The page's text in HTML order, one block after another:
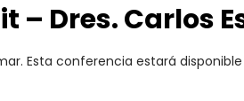
– Dres. Carlos
Esta conferencia estará